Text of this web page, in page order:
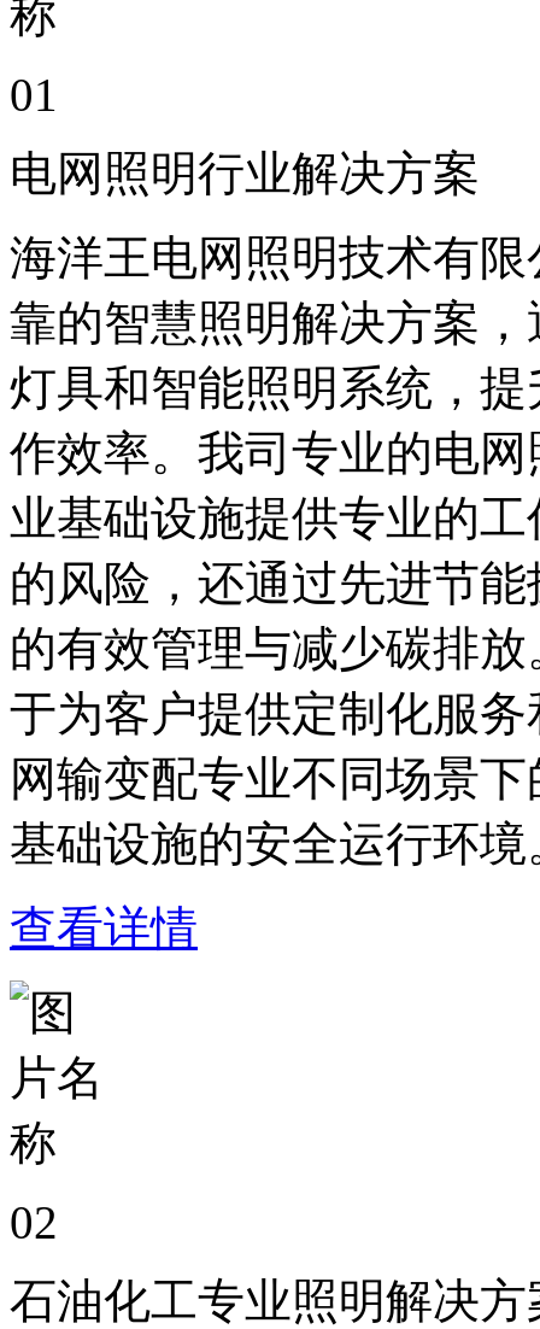
01
电网照明行业解决方案
海洋王电网照明技术有
靠的智慧照明解决方案
灯具和智能照明系统，
作效率。我司专业的电
业基础设施提供专业的
的风险，还通过先进节
的有效管理与减少碳排
于为客户提供定制化服
网输变配专业不同场景
基础设施的安全运行环境
查看详情
02
石油化工专业照明解决方